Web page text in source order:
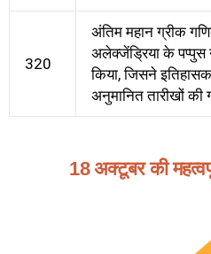
320
अंतिम महान ग्रीक
अलेक्जेंड्रिया के
किया, जिसने
अनुमानित तारीखों
18 अक्टूबर की